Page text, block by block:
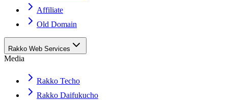
Affiliate
Old Domain
Rakko Web Services
Media
Rakko Techo
Rakko Daifukucho